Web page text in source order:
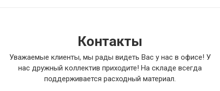
Контакты
Уважаемые клиенты, мы рады видеть Вас у нас в офисе! У
нас дружный коллектив приходите! На складе всегда
поддерживается расходный материал.